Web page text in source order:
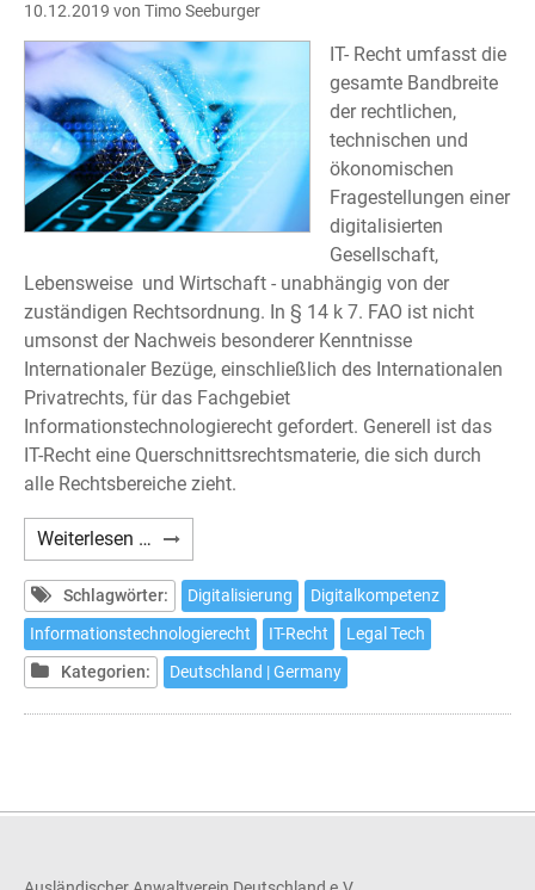
10.12.2019 von Timo Seeburger
IT- Recht umfasst die
gesamte Bandbreite
der rechtlichen,
technischen und
ökonomischen
Fragestellungen einer
digitalisierten
Gesellschaft,
Lebensweise und Wirtschaft - unabhängig von der
zuständigen Rechtsordnung. In § 14 k 7. FAO ist nicht
umsonst der Nachweis besonderer Kenntnisse
Internationaler Bezüge, einschließlich des Internationalen
Privatrechts, für das Fachgebiet
Informationstechnologierecht gefordert. Generell ist das
IT-Recht eine Querschnittsrechtsmaterie, die sich durch
alle Rechtsbereiche zieht.
Weiterlesen … IT-
und
Datenschutzrecht
Schlagwörter: Digitalisierung
Digitalkompetenz
Informationstechnologierecht
IT-Recht
Legal Tech
Kategorien:
Deutschland | Germany